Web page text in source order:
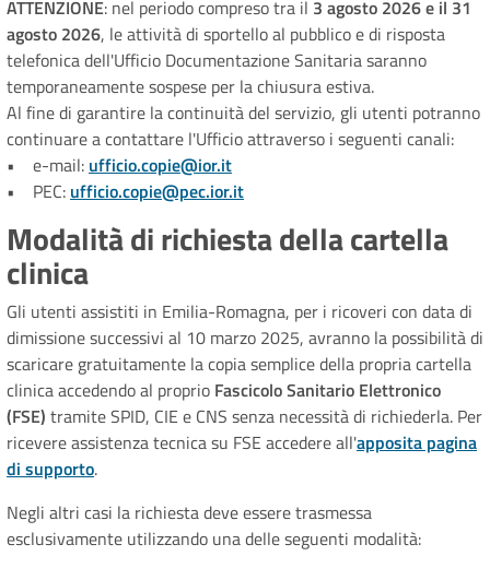
ATTENZIONE: nel periodo compreso tra il 3 agosto 2026 e il 31
agosto 2026, le attività di sportello al pubblico e di risposta
telefonica dell'Ufficio Documentazione Sanitaria saranno
temporaneamente sospese per la chiusura estiva.
Al fine di garantire la continuità del servizio, gli utenti potranno
continuare a contattare l'Ufficio attraverso i seguenti canali:
• e-mail: ufficio.copie@ior.it
• PEC: ufficio.copie@pec.ior.it
Modalità di richiesta della cartella
clinica
Gli utenti assistiti in Emilia-Romagna, per i ricoveri con data di
dimissione successivi al 10 marzo 2025, avranno la possibilità di
scaricare gratuitamente la copia semplice della propria cartella
clinica accedendo al proprio Fascicolo Sanitario Elettronico
(FSE) tramite SPID, CIE e CNS senza necessità di richiederla. Per
ricevere assistenza tecnica su FSE accedere all'apposita pagina
di supporto.
Negli altri casi la richiesta deve essere trasmessa
esclusivamente utilizzando una delle seguenti modalità: